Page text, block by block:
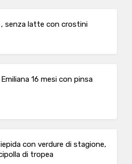
senza latte con crostini
16 mesi con pinsa
con verdure di stagione,
di tropea